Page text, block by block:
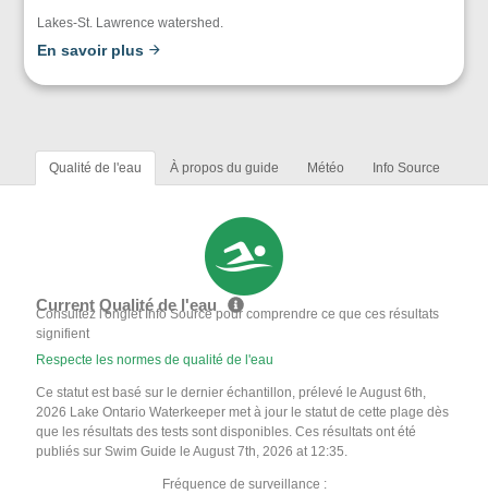
Lakes-St. Lawrence watershed.
En savoir plus
Qualité de l'eau À propos du guide Météo Info Source
Current Qualité de l'eau
Consultez l'onglet Info Source pour comprendre ce que ces résultats
signifient
Respecte les normes de qualité de l'eau
Ce statut est basé sur le dernier échantillon, prélevé le August 6th,
2026 Lake Ontario Waterkeeper met à jour le statut de cette plage dès
que les résultats des tests sont disponibles. Ces résultats ont été
publiés sur Swim Guide le August 7th, 2026 at 12:35.
Fréquence de surveillance :